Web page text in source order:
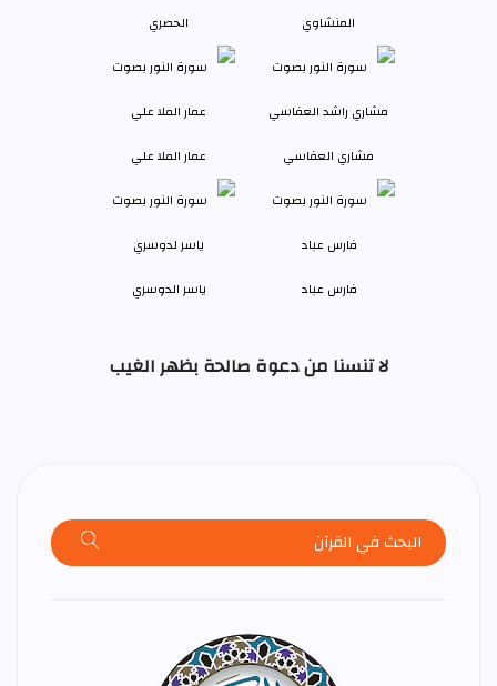
المنشاوي الحصري
مشاري العفاسي عمار الملا علي
فارس عباد ياسر الدوسري
لا تنسنا من دعوة صالحة بظهر الغيب